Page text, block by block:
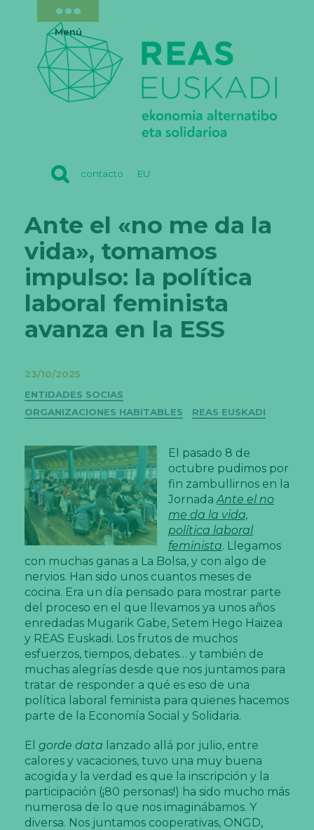
contacto EU
Menú
Ante el «no me da la
vida», tomamos
impulso: la política
laboral feminista
avanza en la ESS
23/10/2025
Categorías
ENTIDADES SOCIAS
ORGANIZACIONES HABITABLES
REAS EUSKADI
El pasado 8 de
octubre pudimos por
fin zambullirnos en la
JornadaAnte el no
me da la vida,
política laboral
feminista. Llegamos
con muchas ganas a La Bolsa, y con algo de
nervios. Han sido unos cuantos meses de
cocina. Era un día pensado para mostrar parte
del proceso en el que llevamos ya unos años
enredadas Mugarik Gabe, Setem Hego Haizea
y REAS Euskadi. Los frutos de muchos
esfuerzos, tiempos, debates… y también de
muchas alegrías desde que nos juntamos para
tratar de responder a qué es eso de una
política laboral feminista para quienes hacemos
parte de la Economía Social y Solidaria.
El gorde data lanzado allá por julio, entre
calores y vacaciones, tuvo una muy buena
acogida y la verdad es que la inscripción y la
participación (¡80 personas!) ha sido mucho más
numerosa de lo que nos imaginábamos. Y
diversa. Nos juntamos cooperativas, ONGD,